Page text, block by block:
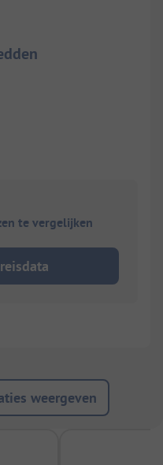
te vergelijken
weergeven